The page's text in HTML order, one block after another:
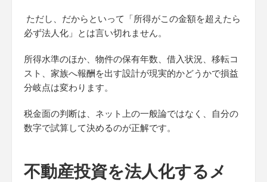
ただし、だからといって「所得がこの金額を超えたら
必ず法人化」とは言い切れません。
所得水準のほか、物件の保有年数、借入状況、移転コ
スト、家族へ報酬を出す設計が現実的かどうかで損益
分岐点は変わります。
税金面の判断は、ネット上の一般論ではなく、自分の
数字で試算して決めるのが正解です。
不動産投資を法人化するメ